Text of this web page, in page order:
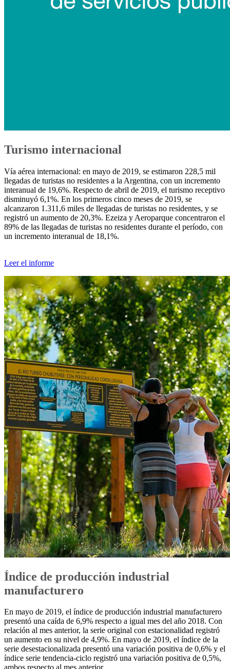
Turismo internacional
Vía aérea internacional: en mayo de 2019, se estimaron 228,5 mil
llegadas de turistas no residentes a la Argentina, con un incremento
interanual de 19,6%. Respecto de abril de 2019, el turismo receptivo
disminuyó 6,1%. En los primeros cinco meses de 2019, se
alcanzaron 1.311,6 miles de llegadas de turistas no residentes, y se
registró un aumento de 20,3%. Ezeiza y Aeroparque concentraron el
89% de las llegadas de turistas no residentes durante el período, con
un incremento interanual de 18,1%.
Leer el informe
Índice de producción industrial
manufacturero
En mayo de 2019, el índice de producción industrial manufacturero
presentó una caída de 6,9% respecto a igual mes del año 2018. Con
relación al mes anterior, la serie original con estacionalidad registró
un aumento en su nivel de 4,9%. En mayo de 2019, el índice de la
serie desestacionalizada presentó una variación positiva de 0,6% y el
índice serie tendencia-ciclo registró una variación positiva de 0,5%,